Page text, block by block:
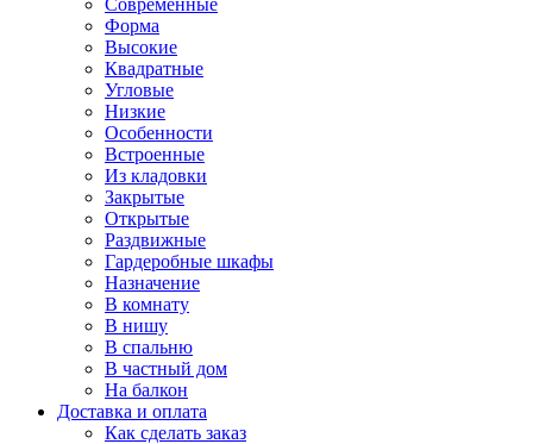
Современные
Форма
Высокие
Квадратные
Угловые
Низкие
Особенности
Встроенные
Из кладовки
Закрытые
Открытые
Раздвижные
Гардеробные шкафы
Назначение
В комнату
В нишу
В спальню
В частный дом
На балкон
Доставка и оплата
Как сделать заказ